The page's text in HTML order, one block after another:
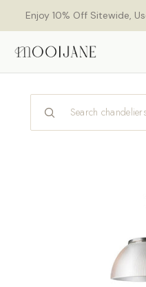
Enjoy 10% Off Sitewide,